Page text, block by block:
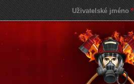
Uživatelské jméno*